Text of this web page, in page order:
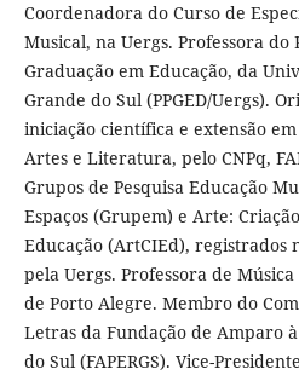
Coordenadora do Curso de
Musical, na Uergs. Professora do
Graduação em Educação, da
Grande do Sul (PPGED/Uergs).
iniciação científica e extensão
Artes e Literatura, pelo CNPq,
Grupos de Pesquisa Educação
Espaços (Grupem) e Arte:
Educação (ArtCIEd), registrados
pela Uergs. Professora de
de Porto Alegre. Membro do
Letras da Fundação de Amparo
do Sul (FAPERGS). Vice-